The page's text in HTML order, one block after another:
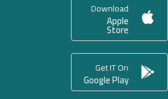
Download
Apple
Store
Get IT On
Google Play